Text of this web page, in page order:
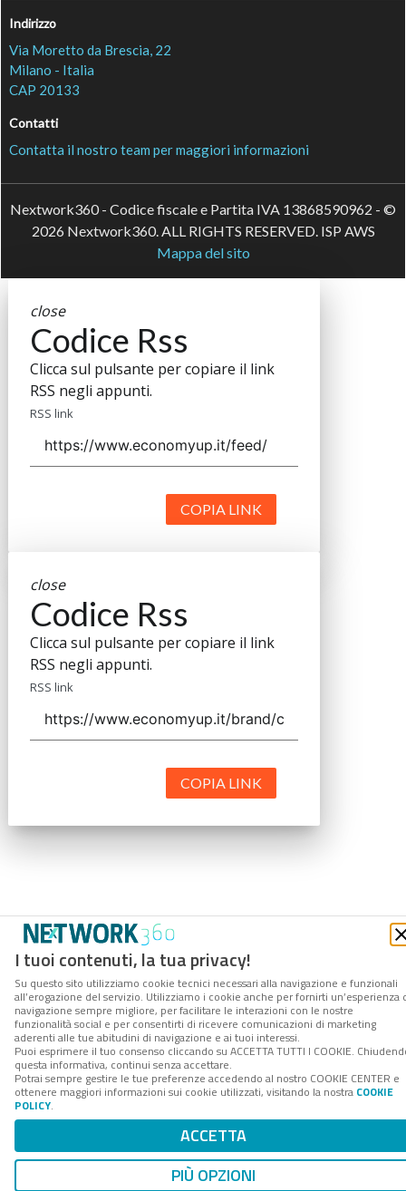
I tuoi contenuti, la tua privacy!
Su questo sito utilizziamo cookie tecnici necessari alla navigazione e funzionali
all’erogazione del servizio. Utilizziamo i cookie anche per fornirti un’esperienza
navigazione sempre migliore, per facilitare le interazioni con le nostre
funzionalità social e per consentirti di ricevere comunicazioni di marketing
aderenti alle tue abitudini di navigazione e ai tuoi interessi.
Puoi esprimere il tuo consenso cliccando su ACCETTA TUTTI I COOKIE.
questa informativa, continui senza accettare.
Potrai sempre gestire le tue preferenze accedendo al nostro COOKIE CENTER e
ottenere maggiori informazioni sui cookie utilizzati, visitando la nostra COOKIE
POLICY.
ACCETTA
PIÙ OPZIONI
Indirizzo
Via Moretto da Brescia, 22
Milano - Italia
CAP 20133
Contatti
Contatta il nostro team per maggiori informazioni
Nextwork360 - Codice fiscale e Partita IVA 13868590962 - ©
2026 Nextwork360. ALL RIGHTS RESERVED. ISP AWS
Mappa del sito
close
Codice Rss
Clicca sul pulsante per copiare il link
RSS negli appunti.
RSS link
COPIA LINK
close
Codice Rss
Clicca sul pulsante per copiare il link
RSS negli appunti.
RSS link
COPIA LINK